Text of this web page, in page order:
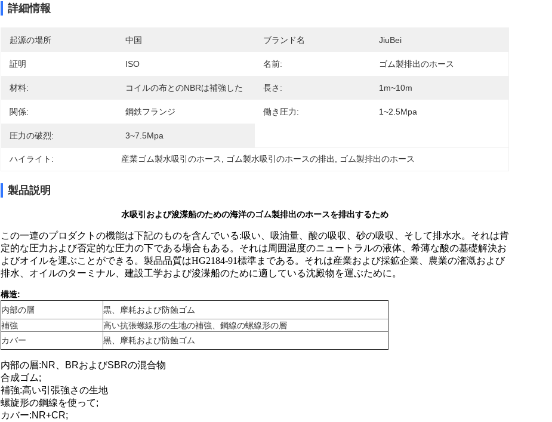
詳細情報
起源の場所 中国 ブランド名 JiuBei
証明 ISO 名前: ゴム製排出のホース
材料: コイルの布とのNBRは補強した 長さ: 1m~10m
関係: 鋼鉄フランジ 働き圧力: 1~2.5Mpa
圧力の破烈: 3~7.5Mpa
ハイライト: 産業ゴム製水吸引のホース ゴム製水吸引のホースの排出 ゴム製排出のホース
製品説明
水吸引および浚渫船のための海洋のゴム製排出のホースを排出するため
この一連のプロダクトの機能は下記のものを含んでいる:吸い、吸油量、酸の吸収、砂の吸収、そして排水水。それは肯
定的な圧力および否定的な圧力の下である場合もある。それは周囲温度のニュートラルの液体、希薄な酸の基礎解決お
よびオイルを運ぶことができる。製品品質はHG2184-91標準まである。それは産業および採鉱企業、農業の潅漑および
排水、オイルのターミナル、建設工学および浚渫船のために適している沈殿物を運ぶために。
構造:
内部の層
黒、摩耗および防蝕ゴム
補強
高い抗張螺線形の生地の補強、鋼線の螺線形の層
カバー
黒、摩耗および防蝕ゴム
内部の層:NR、BRおよびSBRの混合物
合成ゴム;
補強:高い引張強さの生地
螺旋形の鋼線を使って;
カバー:NR+CR;